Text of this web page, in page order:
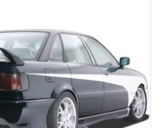
тюнинга Ауди 80 Б4 можно
заявку прямо на сайте с